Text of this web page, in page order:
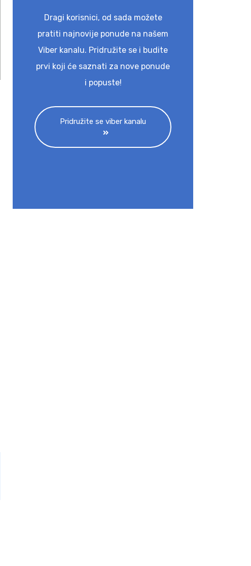
Dragi korisnici, od sada možete
pratiti najnovije ponude na našem
Viber kanalu. Pridružite se i budite
prvi koji će saznati za nove ponude
i popuste!
Pridružite se viber kanalu